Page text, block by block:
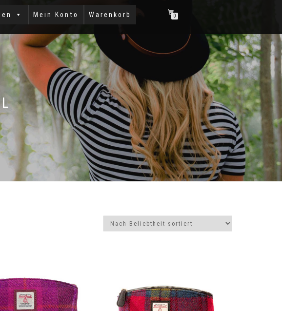
Mein Konto Warenkorb 0